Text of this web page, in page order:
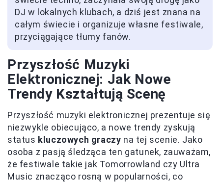
DJ w lokalnych klubach, a dziś jest znana na
całym świecie i organizuje własne festiwale,
przyciągające tłumy fanów.
Przyszłość Muzyki
Elektronicznej: Jak Nowe
Trendy Kształtują Scenę
Przyszłość muzyki elektronicznej prezentuje się
niezwykle obiecująco, a nowe trendy zyskują
status kluczowych graczy na tej scenie. Jako
osoba z pasją śledząca ten gatunek, zauważam,
że festiwale takie jak Tomorrowland czy Ultra
Music znacząco rosną w popularności, co